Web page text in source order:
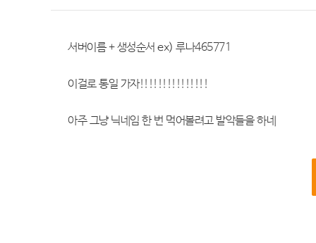
서버이름 + 생성순서 ex) 루나465771
이걸로 통일 가자!!!!!!!!!!!!!!!
아주 그냥 닉네임 한 번 먹어볼려고 발악들을 하네